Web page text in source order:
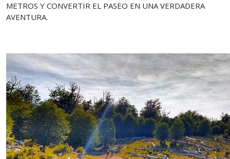
METROS Y CONVERTIR EL PASEO EN UNA VERDADERA
AVENTURA.